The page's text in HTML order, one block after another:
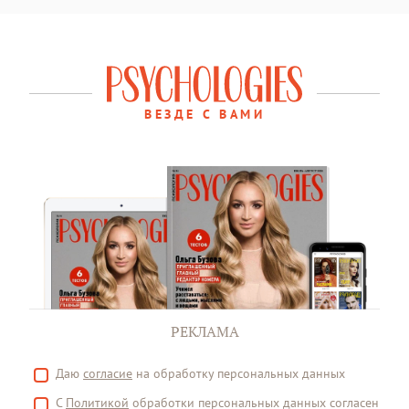
ВЕЗДЕ С ВАМИ
РЕКЛАМА
Даю согласие на обработку персональных данных
С Политикой обработки персональных данных согласен